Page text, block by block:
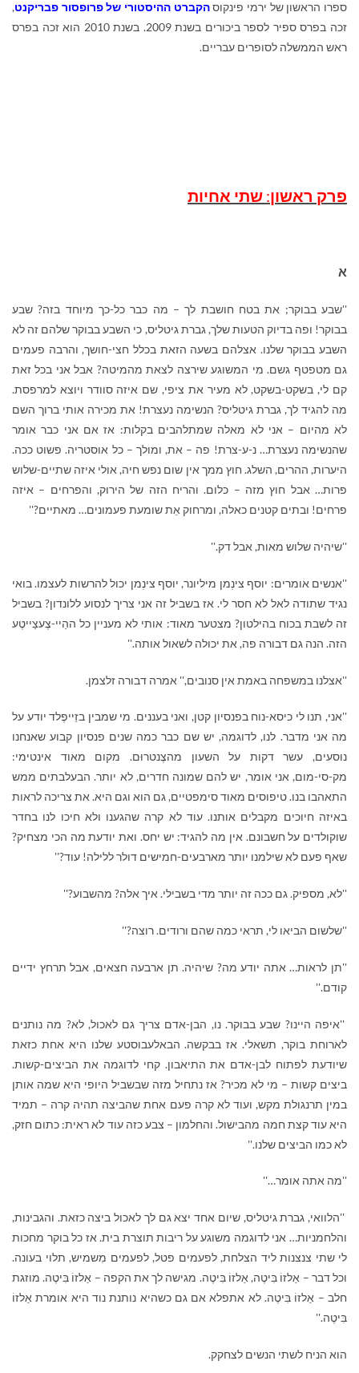
ספרו הראשון של ירמי פינקוסהקברט ההיסטורי של פרופסור פבריקנט,
זכה בפרס ספיר לספר ביכורים בשנת 2009. בשנת 2010 הוא זכה בפרס
ראש הממשלה לסופרים עבריים.
פרק ראשון: שתי אחיות
א
''שבע בבוקר; את בטח חושבת לך – מה כבר כל-כך מיוחד בזה? שבע
בבוקר! ופה בדיוק הטעות שלך, גברת גיטליס, כי השבע בבוקר שלהם זה לא
השבע בבוקר שלנו. אצלהם בשעה הזאת בכלל חצי-חושך, והרבה פעמים
גם מטפטף גשם. מי המשוגע שירצה לצאת מהמיטה? אבל אני בכל זאת
קם לי, בשקט-בשקט, לא מעיר את ציפי, שם איזה סוודר ויוצא למרפסת.
מה להגיד לך, גברת גיטליס? הנשימה נעצרת! את מכירה אותי ברוך השם
לא מהיום – אני לא מאלה שמתלהבים בקלות: אז אם אני כבר אומר
שהנשימה נעצרת… נ-ע-צרת! פה – את, ומולך – כל אוסטריה. פשוט ככה.
היערות, ההרים, השלג. חוץ ממך אין שום נפש חיה, אולי איזה שתיים-שלוש
פרות… אבל חוץ מזה – כלום. והריח הזה של הירוק, והפרחים – איזה
פרחים! ובתים קטנים כאלה, ומרחוק אַת שומעת פעמונים… מאתיים?''
''שיהיה שלוש מאות, אבל דק.''
''אנשים אומרים: יוסף צינְמן מיליונר, יוסף צינְמן יכול להרשות לעצמו. בואי
נגיד שתודה לאל לא חסר לי. אז בשביל זה אני צריך לנסוע ללונדון? בשביל
זה לשבת בכוח בהילטון? מצטער מאוד: אותי לא מעניין כל ההַיי-צֶעצַייטֶע
הזה. הנה גם דבורה פה, את יכולה לשאול אותה.''
''אצלנו במשפחה באמת אין סנובים,'' אמרה דבורה זלצמן.
''אני, תנו לי כיסא-נוח בפנסיון קטן, ואני בעננים. מי שמבין בזֵייפֶלד יודע על
מה אני מדבר. לנו, לדוגמה, יש שם כבר כמה שנים פנסיון קבוע שאנחנו
נוסעים, עשר דקות על השעון מהצֶנטרוּם. מקום מאוד אינטימי:
מק-סי-מום, אני אומר, יש להם שמונה חדרים, לא יותר. הבעלבתים ממש
התאהבו בנו. טיפוסים מאוד סימפטיים, גם הוא וגם היא. את צריכה לראות
באיזה חיוכים מקבלים אותנו. עוד לא קרה שהגענו ולא חיכו לנו בחדר
שוקולדים על חשבונם. אין מה להגיד: יש יחס. ואת יודעת מה הכי מצחיק?
שאף פעם לא שילמנו יותר מארבעים-חמישים דולר ללילה! עוד?''
''לא, מספיק. גם ככה זה יותר מדי בשבילי. איך אלה? מהשבוע?''
''שלשום הביאו לי, תראי כמה שהם ורודים. רוצה?''
''תן לראות… אתה יודע מה? שיהיה. תן ארבעה חצאים, אבל תרחץ ידיים
קודם.''
''איפה היינו? שבע בבוקר. נו, הבן-אדם צריך גם לאכול, לא? מה נותנים
לארוחת בוקר, תשאלי. אז בבקשה. הבאלעבוסטע שלנו היא אחת כזאת
שיודעת לפתוח לבן-אדם את התיאבון. קחי לדוגמה את הביצים-קשות.
ביצים קשות – מי לא מכיר? אז נתחיל מזה שבשביל היופי היא שמה אותן
במין תרנגולת מקש, ועוד לא קרה פעם אחת שהביצה תהיה קרה – תמיד
היא עוד קצת חמה מהבישול. והחלמון – צבע כזה עוד לא ראית: כתום חזק,
לא כמו הביצים שלנו.''
''מה אתה אומר…''
''הלוואי, גברת גיטליס, שיום אחד יצא גם לך לאכול ביצה כזאת. והגבינות,
והלחמניות… אני לדוגמה משוגע על ריבות תוצרת בית. אז כל בוקר מחכות
לי שתי צנצנות ליד הצלחת, לפעמים פטל, לפעמים מִשמיש, תלוי בעונה.
וכל דבר – אַלזוֹ בִּיטֶה, אַלזוֹ בִּיטֶה. מגישה לך את הקפה – אַלזוֹ בִּיטֶה. מוזגת
חלב – אַלזוֹ בִּיטֶה. לא אתפלא אם גם כשהיא נותנת נוד היא אומרת אַלזוֹ
בִּיטֶה.''
הוא הניח לשתי הנשים לצחקק.